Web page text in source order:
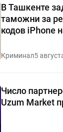
В Ташкенте
таможни за
кодов iPhone
Криминал5
Число
Uzum Market